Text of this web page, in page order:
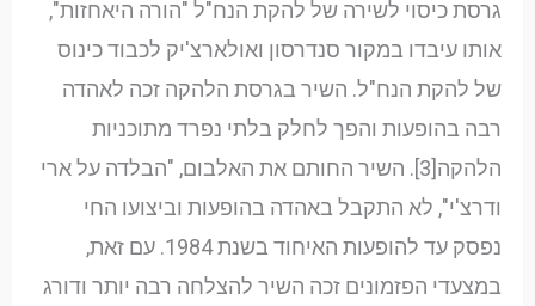
גרסת כיסוי לשירה של להקת הנח"ל "הורה היאחזות",
אותו עיבדו במקור סנדרסון ואולארצ'יק לכבוד כינוס
של להקת הנח"ל. השיר בגרסת הלהקה זכה לאהדה
רבה בהופעות והפך לחלק בלתי נפרד מתוכניות
הלהקה[3]. השיר החותם את האלבום, "הבלדה על ארי
ודרצ'י", לא התקבל באהדה בהופעות וביצועו החי
נפסק עד להופעות האיחוד בשנת 1984. עם זאת,
במצעדי הפזמונים זכה השיר להצלחה רבה יותר ודורג